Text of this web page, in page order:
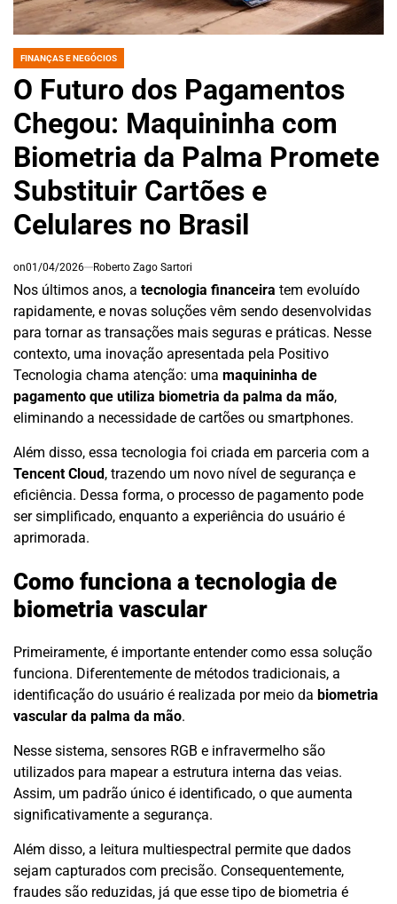
POSTED
FINANÇAS E NEGÓCIOS
O Futuro dos Pagamentos
Chegou: Maquininha com
Biometria da Palma Promete
Substituir Cartões e
Celulares no Brasil
on01/04/2026 Roberto Zago Sartori
Nos últimos anos, a tecnologia financeira tem evoluído
rapidamente, e novas soluções vêm sendo desenvolvidas
para tornar as transações mais seguras e práticas. Nesse
contexto, uma inovação apresentada pela Positivo
Tecnologia chama atenção: uma maquininha de
pagamento que utiliza biometria da palma da mão,
eliminando a necessidade de cartões ou smartphones.
Além disso, essa tecnologia foi criada em parceria com a
Tencent Cloud, trazendo um novo nível de segurança e
eficiência. Dessa forma, o processo de pagamento pode
ser simplificado, enquanto a experiência do usuário é
aprimorada.
Como funciona a tecnologia de
biometria vascular
Primeiramente, é importante entender como essa solução
funciona. Diferentemente de métodos tradicionais, a
identificação do usuário é realizada por meio da biometria
vascular da palma da mão.
Nesse sistema, sensores RGB e infravermelho são
utilizados para mapear a estrutura interna das veias.
Assim, um padrão único é identificado, o que aumenta
significativamente a segurança.
Além disso, a leitura multiespectral permite que dados
sejam capturados com precisão. Consequentemente,
fraudes são reduzidas, já que esse tipo de biometria é